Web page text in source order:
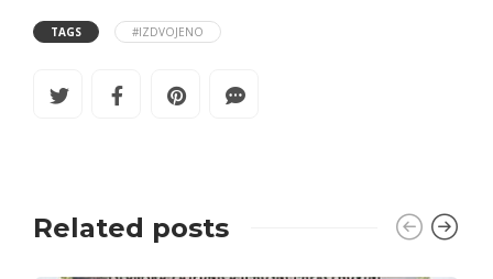
TAGS #IZDVOJENO
Related posts